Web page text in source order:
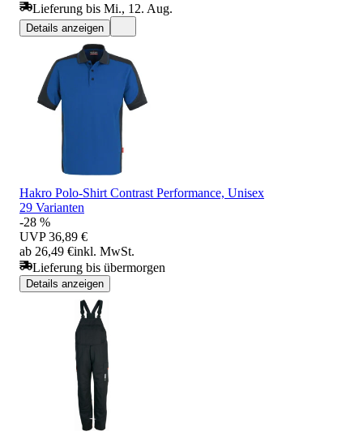
Lieferung bis Mi., 12. Aug.
Details anzeigen
Hakro Polo-Shirt Contrast Performance, Unisex
29 Varianten
-28 %
UVP 36,89 €
ab 26,49 €inkl. MwSt.
Lieferung bis übermorgen
Details anzeigen